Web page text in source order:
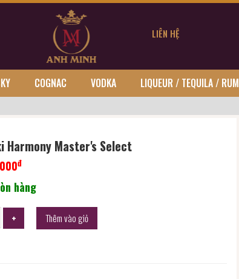
LIÊN HỆ
COGNAC VODKA LIQUEUR / TEQUILA / RUM
Harmony Master's Select
đ
hàng
Thêm vào giỏ